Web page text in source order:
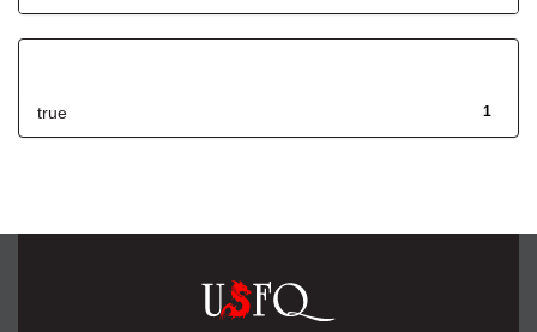
1
true